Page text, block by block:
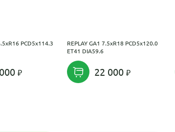
PCD5x114.3
REPLAY GA1 7.5xR18 PCD5x120.0
ET41 DIA59.6
22 000